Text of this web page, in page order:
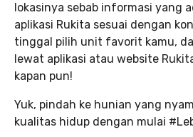
lokasinya sebab informasi yang
aplikasi Rukita sesuai dengan
tinggal pilih unit favorit kamu,
lewat aplikasi atau website
kapan pun!
Yuk, pindah ke hunian yang
kualitas hidup dengan mulai